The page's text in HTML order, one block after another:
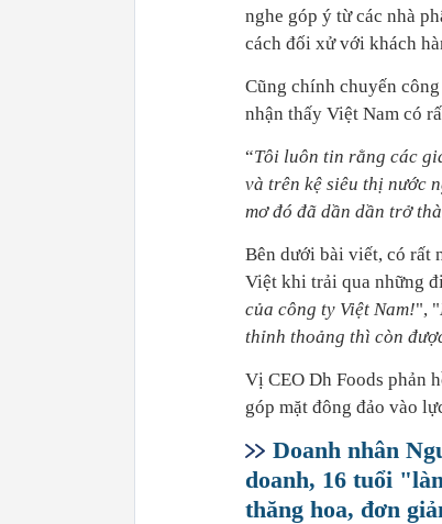
nghe góp ý từ các nhà
cách đối xử với khách
Cũng chính chuyến
nhận thấy Việt Nam có
“Tôi luôn tin rằng các
và trên kệ siêu thị nước
mơ đó đã dần dần trở
Bên dưới bài viết, có rất
Việt khi trải qua những
của công ty Việt Nam!", "
thỉnh thoảng thì còn
Vị CEO Dh Foods phản
góp mặt đông đảo vào
Doanh nhân
doanh, 16 tuổi
thăng hoa, đơn